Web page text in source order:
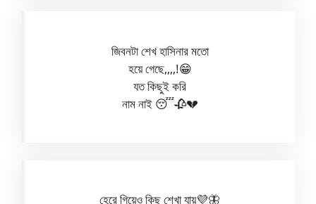
জিবনটা শেখ হাসিনার মতো
হয়ে গেছে,,,,!😁
যত কিছুই করি
নাম নাই 😴🥀💔
হেরে গিয়েও কিছু শেখা যায়💜🦋